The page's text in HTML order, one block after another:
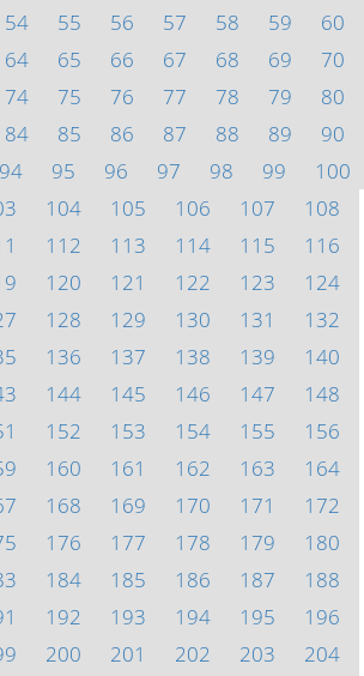
54 55 56 57 58 59
60
64 65 66 67 68 69
70
74 75 76 77 78 79
80
84 85 86 87 88 89
90
94 95 96 97 98 99
100
104 105 106 107
108
112 113 114 115
116
120 121 122 123
124
128 129 130 131
132
136 137 138 139
140
144 145 146 147
148
152 153 154 155
156
160 161 162 163
164
168 169 170 171
172
176 177 178 179
180
184 185 186 187
188
192 193 194 195
196
200 201 202 203
204